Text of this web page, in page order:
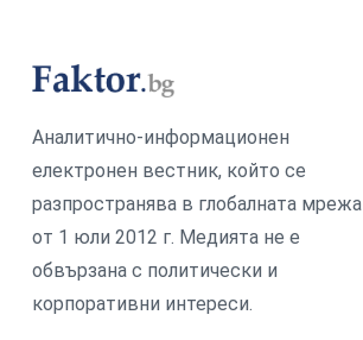
Аналитично-информационен
електронен вестник, който се
разпространява в глобалната мрежа
от 1 юли 2012 г. Медията не е
обвързана с политически и
корпоративни интереси.